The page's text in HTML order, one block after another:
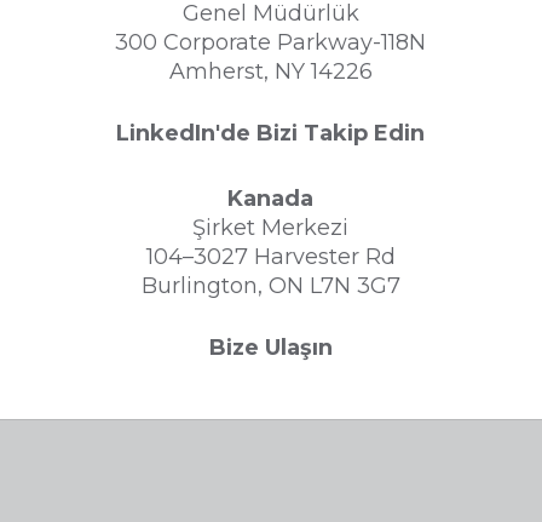
Genel Müdürlük
300 Corporate Parkway-118N
Amherst, NY 14226
LinkedIn'de Bizi Takip Edin
Kanada
Şirket Merkezi
104–3027 Harvester Rd
Burlington, ON L7N 3G7
Bize Ulaşın